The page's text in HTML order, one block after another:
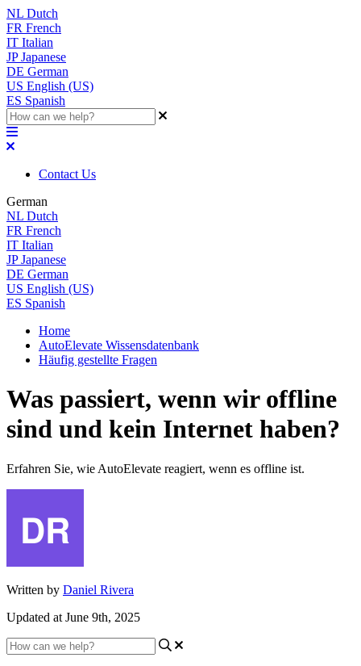
NL Dutch
FR French
IT Italian
JP Japanese
DE German
US English (US)
ES Spanish
Contact Us
German
NL Dutch
FR French
IT Italian
JP Japanese
DE German
US English (US)
ES Spanish
Home
AutoElevate Wissensdatenbank
Häufig gestellte Fragen
Was passiert, wenn wir offline
sind und kein Internet haben?
Erfahren Sie, wie AutoElevate reagiert, wenn es offline ist.
Written by Daniel Rivera
Updated at June 9th, 2025